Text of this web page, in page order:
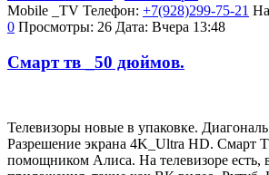
Mobile _TV Телефон: +7(928)299-75-21
0 Просмотры: 26 Дата: Вчера 13:48
Смарт тв _50 дюймов.
Телевизоры новые в упаковке.
Разрешение экрана 4K_Ultra HD. Смарт
помощником Алиса. На телевизоре есть,